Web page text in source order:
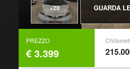
+20 GUARDA
PREZZO
€ 3.399